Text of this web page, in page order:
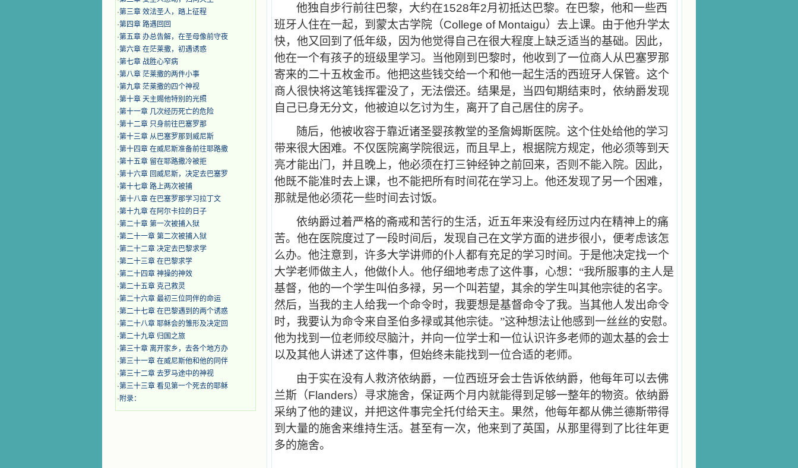
·第三章 效法圣人，踏上征程
·第四章 路遇回回
·第五章 办总告解，在圣母像前守夜
·第六章 在茫莱撒，初遇诱惑
·第七章 战胜心窄病
·第八章 茫莱撒的两件小事
·第九章 茫莱撒的四个神视
·第十章 天主赐他特别的光照
·第十一章 几次经历死亡的危险
·第十二章 只身前往巴塞罗那
·第十三章 从巴塞罗那到威尼斯
·第十四章 在威尼斯准备前往耶路撒
·第十五章 留在耶路撒冷被拒
·第十六章 回威尼斯，决定去巴塞罗
·第十七章 路上两次被捕
·第十八章 在巴塞罗那学习拉丁文
·第十九章 在阿尔卡拉的日子
·第二十章 第一次被捕入狱
·第二十一章 第二次被捕入狱
·第二十二章 决定去巴黎求学
·第二十三章 在巴黎求学
·第二十四章 神操的神效
·第二十五章 克己救灵
·第二十六章 最初三位同伴的命运
·第二十七章 在巴黎遇到的两个诱惑
·第二十八章 耶稣会的雏形及决定回
·第二十九章 归国之旅
·第三十章 离开家乡，去各个地方办
·第三十一章 在威尼斯他和他的同伴
·第三十二章 去罗马途中的神视
·第三十三章 看见第一个死去的耶稣
· 附录：
他独自步行前往巴黎，大约在1528年2月初抵达巴黎。在巴黎，他和一些西
班牙人住在一起，到蒙太古学院（College of Montaigu）去上课。由于他升学太
快，他又回到了低年级，因为他觉得自己在很大程度上缺乏适当的基础。因此，
他在一个有孩子的班级里学习。当他刚到巴黎时，他收到了一位商人从巴塞罗那
寄来的二十五枚金币。他把这些钱交给一个和他一起生活的西班牙人保管。这个
商人很快将这笔钱挥霍没了，无法偿还。结果是，当四旬期结束时，依纳爵发现
自己已身无分文，他被迫以乞讨为生，离开了自己居住的房子。
随后，他被收容于靠近诸圣婴孩教堂的圣詹姆斯医院。这个住处给他的学习
带来很大困难。不仅医院离学院很远，而且早上，根据院方规定，他必须等到天
亮才能出门，并且晚上，他必须在打三钟经钟之前回来，否则不能入院。因此，
他既不能准时去上课，也不能把所有时间花在学习上。他还发现了另一个困难，
那就是他必须花一些时间去讨饭。
依纳爵过着严格的斋戒和苦行的生活，近五年来没有经历过内在精神上的痛
苦。他在医院度过了一段时间后，发现自己在文学方面的进步很小，便考虑该怎
么办。他注意到，许多大学讲师的仆人都有充足的学习时间。于是他决定找一个
大学老师做主人，他做仆人。他仔细地考虑了这件事，心想：“我所服事的主人是
基督，他的一个学生叫伯多禄，另一个叫若望，其余的学生叫其他宗徒的名字。
然后，当我的主人给我一个命令时，我要想是基督命令了我。当其他人发出命令
时，我要认为命令来自圣伯多禄或其他宗徒。”这种想法让他感到一丝丝的安慰。
他为找到一位老师绞尽脑汁，并向一位学士和一位认识许多老师的迦太基的会士
以及其他人讲述了这件事，但始终未能找到一位合适的老师。
由于实在没有人救济依纳爵，一位西班牙会士告诉依纳爵，他每年可以去佛
兰斯（Flanders）寻求施舍，保证两个月内就能得到足够一整年的物资。依纳爵
采纳了他的建议，并把这件事完全托付给天主。果然，他每年都从佛兰德斯带得
到大量的施舍来维持生活。甚至有一次，他来到了英国，从那里得到了比往年更
多的施舍。